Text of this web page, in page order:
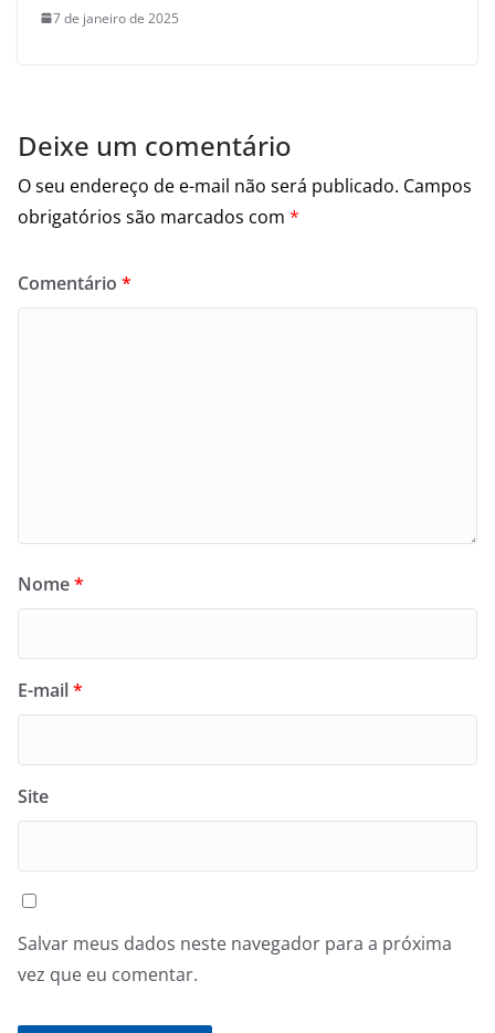
7 de janeiro de 2025
Deixe um comentário
O seu endereço de e-mail não será publicado. Campos
obrigatórios são marcados com *
Comentário *
Nome*
E-mail*
Site
Salvar meus dados neste navegador para a próxima
vez que eu comentar.